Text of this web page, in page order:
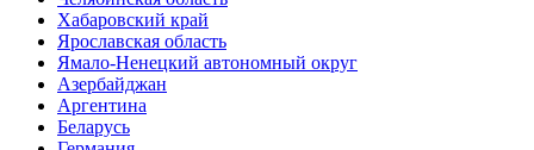
Хабаровский край
Ярославская область
Ямало-Ненецкий автономный округ
Азербайджан
Аргентина
Беларусь